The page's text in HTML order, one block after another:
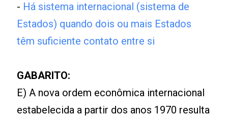
- Há sistema internacional (sistema de
Estados) quando dois ou mais Estados
têm suficiente contato entre si
GABARITO:
E) A nova ordem econômica internacional
estabelecida a partir dos anos 1970 resulta